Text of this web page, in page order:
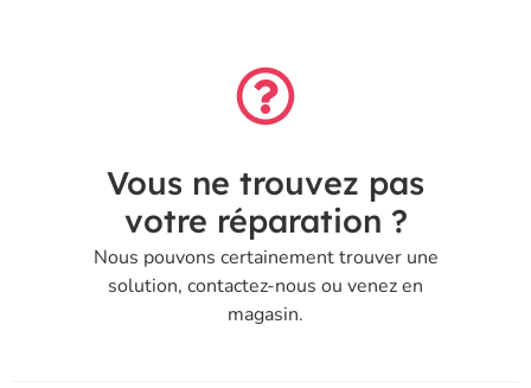
Vous ne trouvez pas
votre réparation ?
Nous pouvons certainement trouver une
solution, contactez-nous ou venez en
magasin.